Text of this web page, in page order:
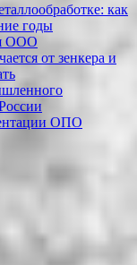
как
годы
ООО
от зенкера и
ОПО